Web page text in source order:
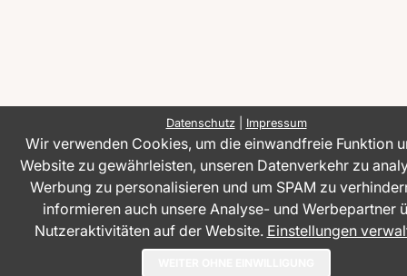
Datenschutz| Impressum
Wir verwenden Cookies, um die einwandfreie Funktion
Website zu gewährleisten, unseren Datenverkehr zu
Werbung zu personalisieren und um SPAM zu
informieren auch unsere Analyse- und Werbepartner
Nutzeraktivitäten auf der Website. Einstellungen